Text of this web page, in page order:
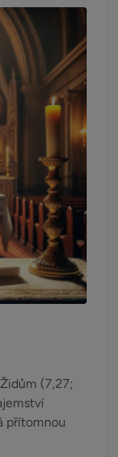
(7,27;
přítomnou